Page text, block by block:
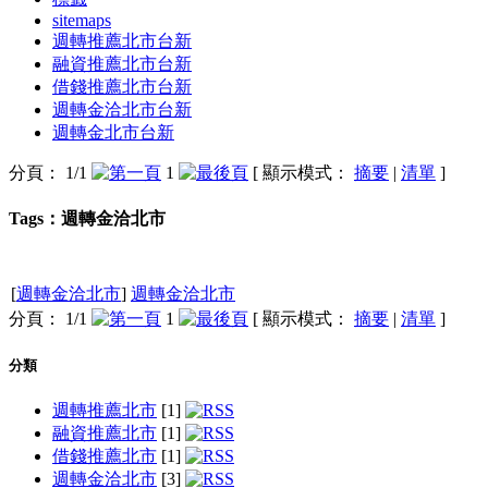
sitemaps
週轉推薦北市台新
融資推薦北市台新
借錢推薦北市台新
週轉金洽北市台新
週轉金北市台新
分頁： 1/1 1 [ 顯示模式： 摘要 | 清單 ]
Tags：週轉金洽北市
[週轉金洽北市] 週轉金洽北市
分頁： 1/1
1 [ 顯示模式： 摘要 | 清單 ]
分類
週轉推薦北市 [1]
融資推薦北市 [1]
借錢推薦北市 [1]
週轉金洽北市 [3]